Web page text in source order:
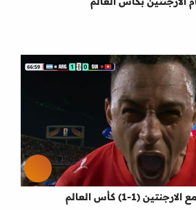
(1-1) كأس العالم